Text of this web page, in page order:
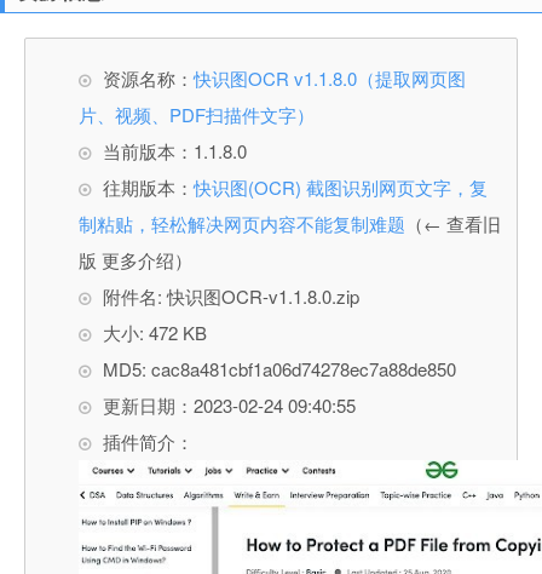
资源名称：快识图OCR v1.1.8.0（提取网页图
片、视频、PDF扫描件文字）
当前版本：1.1.8.0
往期版本：快识图(OCR) 截图识别网页文字，复
制粘贴，轻松解决网页内容不能复制难题 （← 查看旧
版 更多介绍）
附件名: 快识图OCR-v1.1.8.0.zip
大小: 472 KB
MD5: cac8a481cbf1a06d74278ec7a88de850
更新日期：2023-02-24 09:40:55
插件简介：